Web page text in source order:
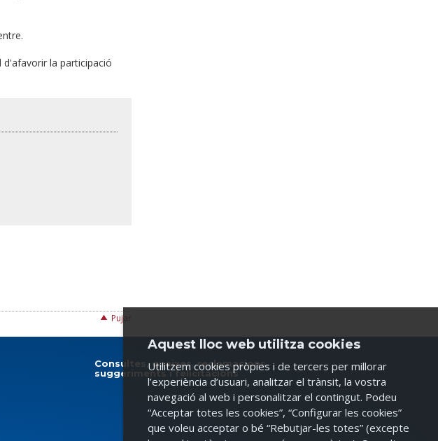
d'afavorir la participació
Pujar
Consultes, queixes, reclamacions,
suggeriments i felicitacions
Aquest lloc web utilitza cookies
Utilitzem cookies pròpies i de tercers per millorar
l’experiència d’usuari, analitzar el trànsit, la vostra
navegació al web i personalitzar el contingut. Podeu
“Acceptar totes les cookies”, “Configurar les cookies”
que voleu acceptar o bé “Rebutjar-les totes” (excepte